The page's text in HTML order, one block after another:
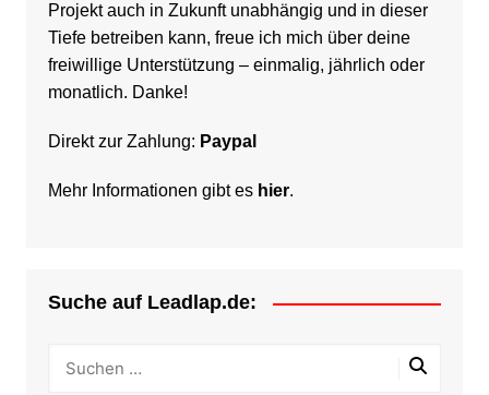
Projekt auch in Zukunft unabhängig und in dieser
Tiefe betreiben kann, freue ich mich über deine
freiwillige Unterstützung – einmalig, jährlich oder
monatlich. Danke!
Direkt zur Zahlung: Paypal
Mehr Informationen gibt es hier.
Suche auf Leadlap.de: